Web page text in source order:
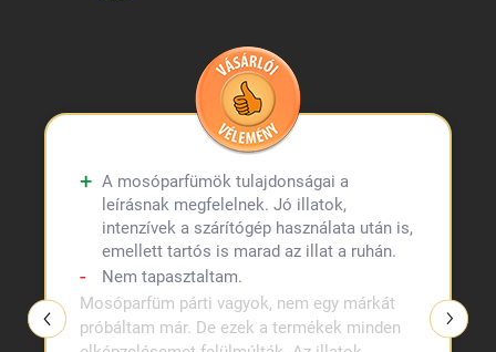
A mosóparfümök tulajdonságai a
leírásnak megfelelnek. Jó illatok,
intenzívek a szárítógép használata után is,
emellett tartós is marad az illat a ruhán.
Nem tapasztaltam.
Mosóparfüm párti vagyok, nem egy márkát
próbáltam már. De ezek a termékek minden